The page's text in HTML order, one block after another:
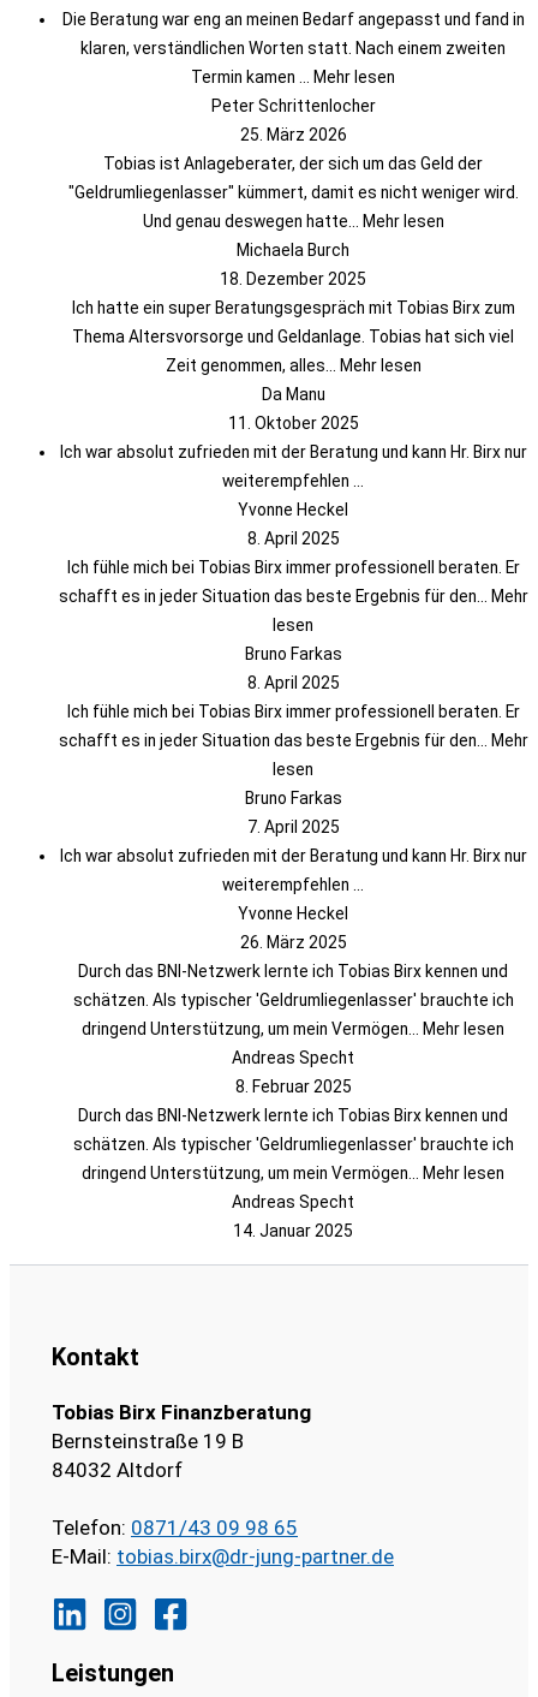
Die Beratung war eng an meinen Bedarf angepasst und fand in
klaren, verständlichen Worten statt. Nach einem zweiten
Termin kamen ... Mehr lesen
Peter Schrittenlocher
25. März 2026
Tobias ist Anlageberater, der sich um das Geld der
"Geldrumliegenlasser" kümmert, damit es nicht weniger wird.
Und genau deswegen hatte... Mehr lesen
Michaela Burch
18. Dezember 2025
Ich hatte ein super Beratungsgespräch mit Tobias Birx zum
Thema Altersvorsorge und Geldanlage. Tobias hat sich viel
Zeit genommen, alles... Mehr lesen
Da Manu
11. Oktober 2025
Ich war absolut zufrieden mit der Beratung und kann Hr. Birx nur
weiterempfehlen ...
Yvonne Heckel
8. April 2025
Ich fühle mich bei Tobias Birx immer professionell beraten. Er
schafft es in jeder Situation das beste Ergebnis für den... Mehr
lesen
Bruno Farkas
8. April 2025
Ich fühle mich bei Tobias Birx immer professionell beraten. Er
schafft es in jeder Situation das beste Ergebnis für den... Mehr
lesen
Bruno Farkas
7. April 2025
Ich war absolut zufrieden mit der Beratung und kann Hr. Birx nur
weiterempfehlen ...
Yvonne Heckel
26. März 2025
Durch das BNI-Netzwerk lernte ich Tobias Birx kennen und
schätzen. Als typischer 'Geldrumliegenlasser' brauchte ich
dringend Unterstützung, um mein Vermögen... Mehr lesen
Andreas Specht
8. Februar 2025
Durch das BNI-Netzwerk lernte ich Tobias Birx kennen und
schätzen. Als typischer 'Geldrumliegenlasser' brauchte ich
dringend Unterstützung, um mein Vermögen... Mehr lesen
Andreas Specht
14. Januar 2025
Kontakt
Tobias Birx Finanzberatung
Bernsteinstraße 19 B
84032 Altdorf
Telefon: 0871/43 09 98 65
E-Mail: tobias.birx@dr-jung-partner.de
Leistungen